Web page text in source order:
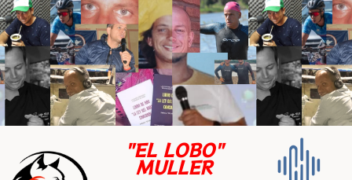
"EL LOBO"
MULLER